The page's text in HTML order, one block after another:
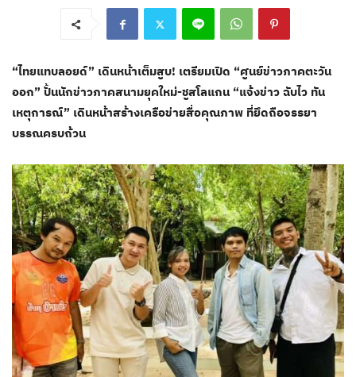
“ไทยแทบลอยด์” เดินหน้าเต็มสูบ! เตรียมเปิด “ศูนย์ข่าวภาคตะวัน
ออก” ปั้นนักข่าวภาคสนามยุคใหม่-ชูสโลแกน “แจ้งข่าว ฉับไว ทัน
เหตุการณ์” เดินหน้าสร้างเครือข่ายสื่อคุณภาพ ที่ยึดถือจรรยา
บรรณครบถ้วน